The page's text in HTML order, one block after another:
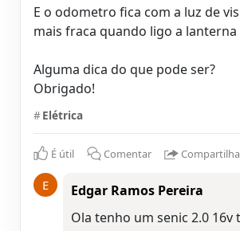
E o odometro fica com a luz de
mais fraca quando ligo a
Alguma dica do que pode ser?
Obrigado!
#Elétrica
É útil Comentar
E
Edgar Ramos Pereira
Ola tenho um senic 2.0 16v